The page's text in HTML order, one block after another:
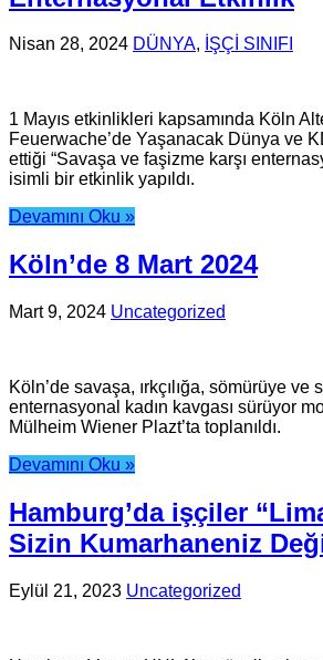
Nisan 28, 2024 DÜNYA, İŞÇİ SINIFI
1 Mayıs etkinlikleri kapsamında Köln
Feuerwache’de Yaşanacak Dünya ve
ettiği “Savaşa ve faşizme karşı
isimli bir etkinlik yapıldı.
Devamını Oku »
Köln’de 8 Mart 2024
Mart 9, 2024 Uncategorized
Köln’de savaşa, ırkçılığa, sömürüye ve
enternasyonal kadın kavgası sürüyor
Mülheim Wiener Plazt’ta toplanıldı.
Devamını Oku »
Hamburg’da işçiler
Sizin Kumarhaneniz
Eylül 21, 2023 Uncategorized